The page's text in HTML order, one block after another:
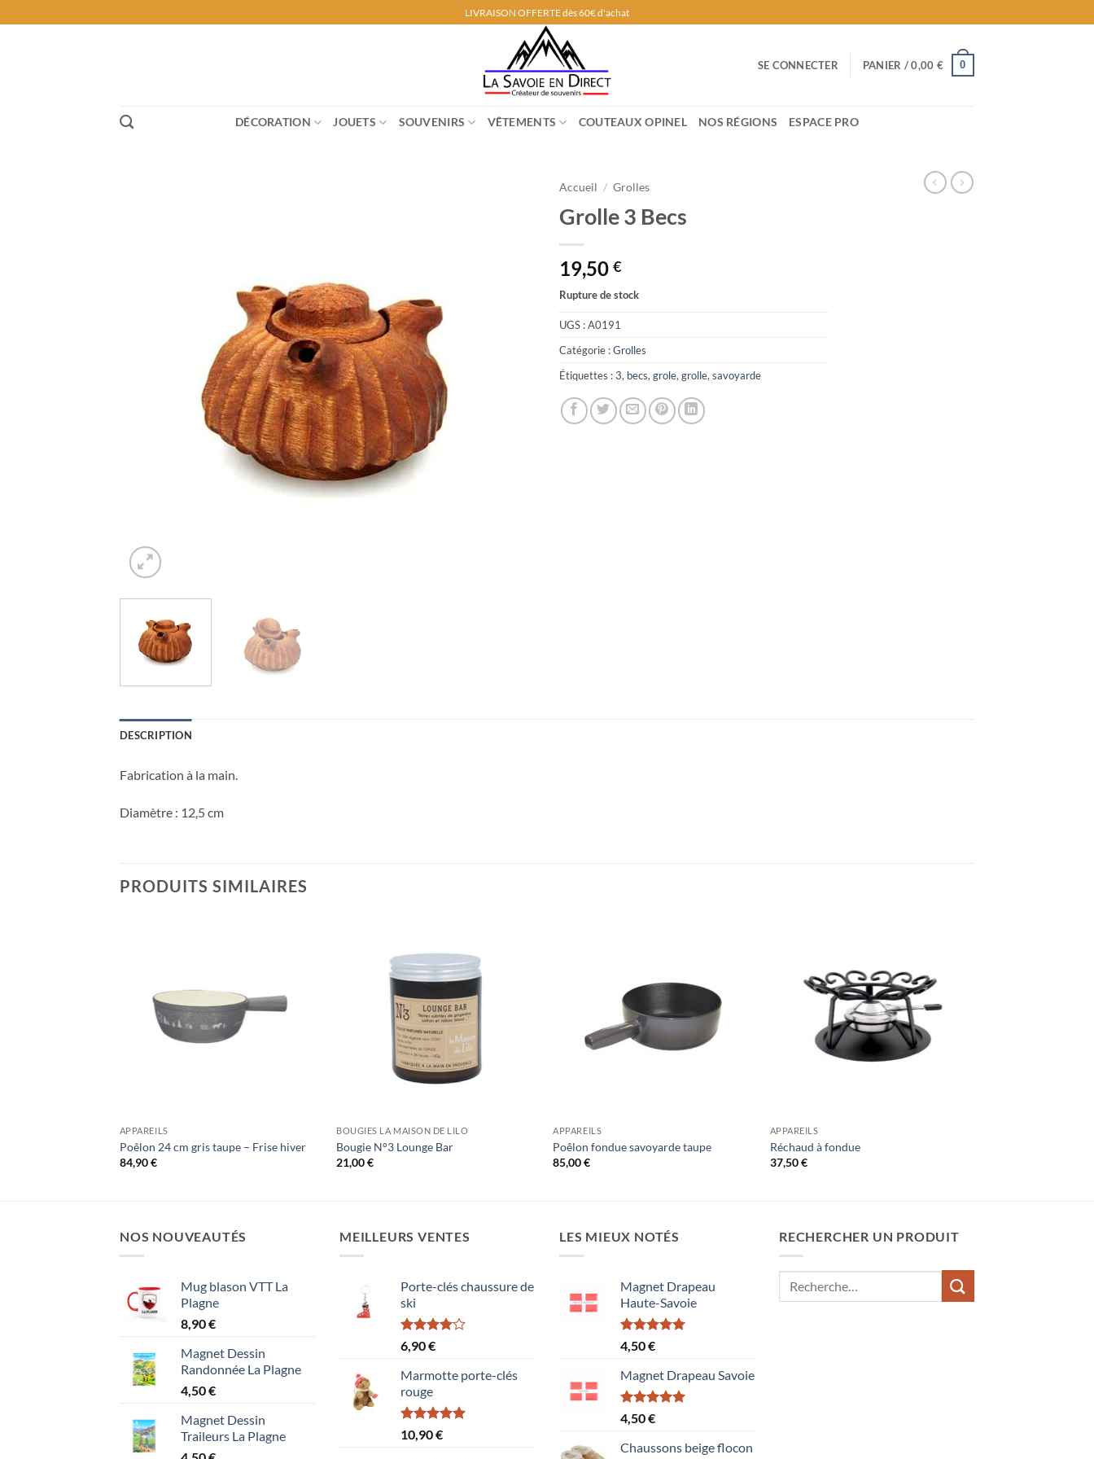
au
LIVRAISON OFFERTE dès 60€ d'achat
SE CONNECTER PANIER /0,00 € 0
DÉCORATION JOUETS SOUVENIRS VÊTEMENTS COUTEAUX OPINEL NOS RÉGIONS ESPACE PRO
Accueil / Grolles
Grolle 3 Becs
19,50 €
Rupture de stock
UGS :A0191
Catégorie :Grolles
Étiquettes :3, becs, grole, grolle, savoyarde
DESCRIPTION
Fabrication à la main.
Diamètre : 12,5 cm
PRODUITS SIMILAIRES
APPAREILS
Poêlon 24 cm gris taupe – Frise hiver
84,90€
BOUGIES LA MAISON DE LILO
Bougie N°3 Lounge Bar
21,00€
APPAREILS
Poêlon fondue savoyarde taupe
85,00€
APPAREILS
Réchaud à fondue
37,50€
NOS NOUVEAUTÉS
Mug blason VTT La
Plagne
8,90€
Magnet Dessin
Randonnée La Plagne
4,50€
Magnet Dessin
Traileurs La Plagne
MEILLEURS VENTES
Porte-clés chaussure de
ski
Note
4.00
5
6,90€
Marmotte porte-clés
rouge
Note5.00
sur 5
10,90€
LES MIEUX NOTÉS
Magnet Drapeau
Haute-Savoie
Note5.00
sur 5
4,50€
Magnet Drapeau Savoie
Note5.00
sur 5
4,50€
Chaussons beige flocon
RECHERCHER UN PRODUIT
Recherche
pour :